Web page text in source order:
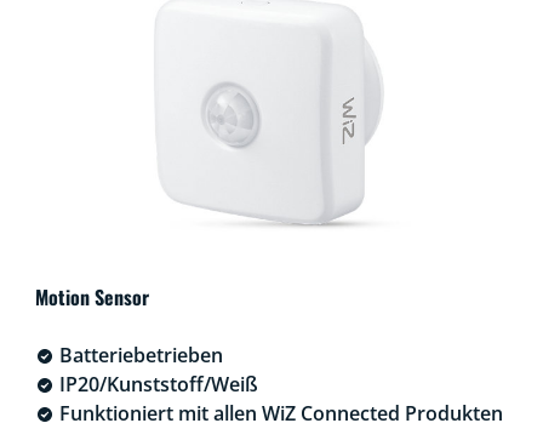
Motion Sensor
Batteriebetrieben
IP20/Kunststoff/Weiß
Funktioniert mit allen WiZ Connected Produkten